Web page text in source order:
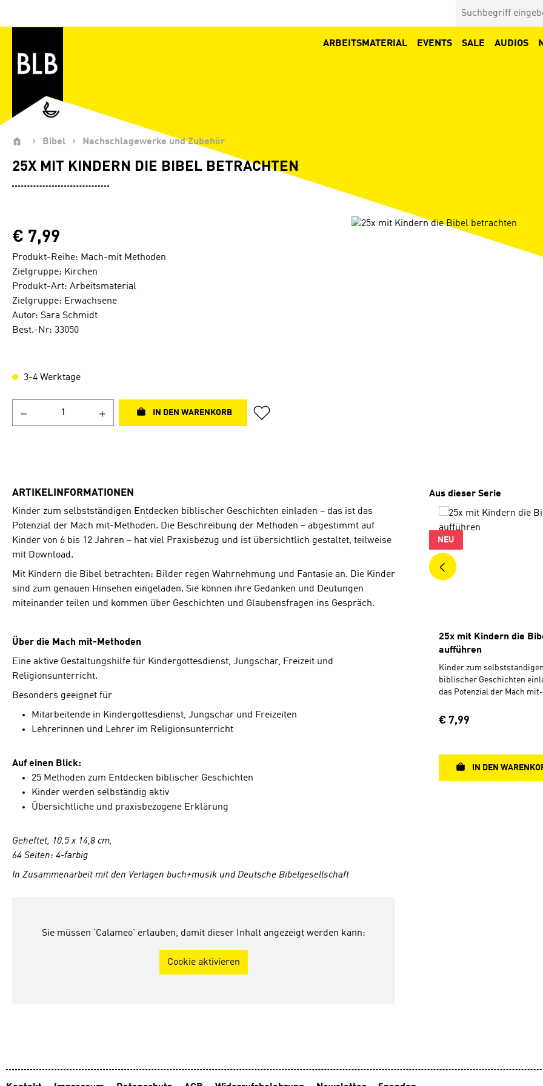
ARBEITSMATERIAL EVENTS SALE AUDIOS
Bibel Nachschlagewerke und Zubehör
25X MIT KINDERN DIE BIBEL BETRACHTEN
€ 7,99
Produkt-Reihe: Mach-mit Methoden
Zielgruppe: Kirchen
Produkt-Art: Arbeitsmaterial
Zielgruppe: Erwachsene
Autor: Sara Schmidt
Best.-Nr: 33050
3-4 Werktage
IN DEN WARENKORB
Bildergalerie überspringen
ARTIKELINFORMATIONEN
Kinder zum selbstständigen Entdecken biblischer Geschichten einladen – das ist das
Potenzial der Mach mit-Methoden. Die Beschreibung der Methoden – abgestimmt auf
Kinder von 6 bis 12 Jahren – hat viel Praxisbezug und ist übersichtlich gestaltet, teilweise
mit Download.
Mit Kindern die Bibel betrachten: Bilder regen Wahrnehmung und Fantasie an. Die Kinder
sind zum genauen Hinsehen eingeladen. Sie können ihre Gedanken und Deutungen
miteinander teilen und kommen über Geschichten und Glaubensfragen ins Gespräch.
Über die Mach mit-Methoden
Eine aktive Gestaltungshilfe für Kindergottesdienst, Jungschar, Freizeit und
Religionsunterricht.
Besonders geeignet für
Mitarbeitende in Kindergottesdienst, Jungschar und Freizeiten
Lehrerinnen und Lehrer im Religionsunterricht
Auf einen Blick:
25 Methoden zum Entdecken biblischer Geschichten
Kinder werden selbständig aktiv
Übersichtliche und praxisbezogene Erklärung
Geheftet, 10,5 x 14,8 cm,
64 Seiten: 4-farbig
In Zusammenarbeit mit den Verlagen buch+musik und Deutsche Bibelgesellschaft
Sie müssen 'Calameo' erlauben, damit dieser Inhalt angezeigt werden kann:
Cookie aktivieren
Produktgalerie
Aus dieser Serie
NEU
25x mit Kindern die
aufführen
Kinder zum
biblischer Geschichten
das Potenzial der Mach
abgestimmt auf Kinder von
Download.Mit Kindern die
aufführen: Die Methoden
Regulärer Preis:
€ 7,99
IN DEN